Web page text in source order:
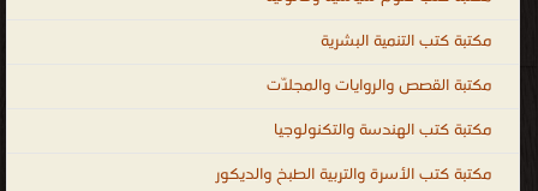
مكتبة كتب التنمية البشرية
مكتبة القصص والروايات والمجلّات
مكتبة كتب الهندسة والتكنولوجيا
مكتبة كتب الأسرة والتربية الطبخ والديكور